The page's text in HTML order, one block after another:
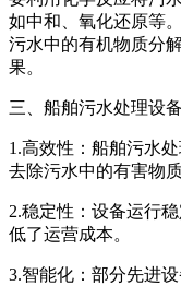
如中和、氧化还原等
污水中的有机物质分
果。
三、船舶污水处理设
1.高效性：船舶污水
去除污水中的有害物
2.稳定性：设备运行
低了运营成本。
3.智能化：部分先进